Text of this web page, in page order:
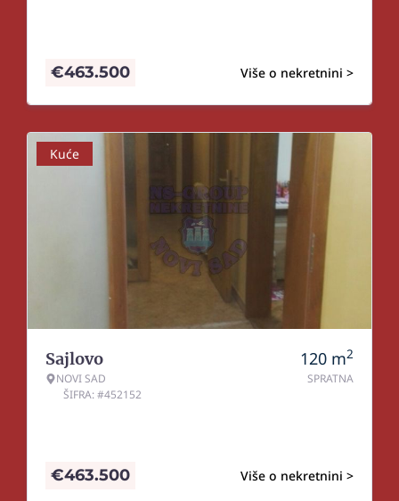
Više o nekretnini >
€463.500
Kuće
Sajlovo
NOVI SAD
ŠIFRA: #452152
120 m2
SPRATNA
Više o nekretnini >
€463.500